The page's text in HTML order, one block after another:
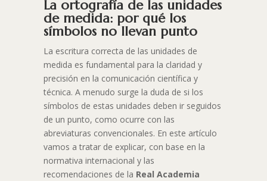
La ortografía de las unidades
de medida: por qué los
símbolos no llevan punto
La escritura correcta de las unidades de
medida es fundamental para la claridad y
precisión en la comunicación científica y
técnica. A menudo surge la duda de si los
símbolos de estas unidades deben ir seguidos
de un punto, como ocurre con las
abreviaturas convencionales. En este artículo
vamos a tratar de explicar, con base en la
normativa internacional y las
recomendaciones de la Real Academia